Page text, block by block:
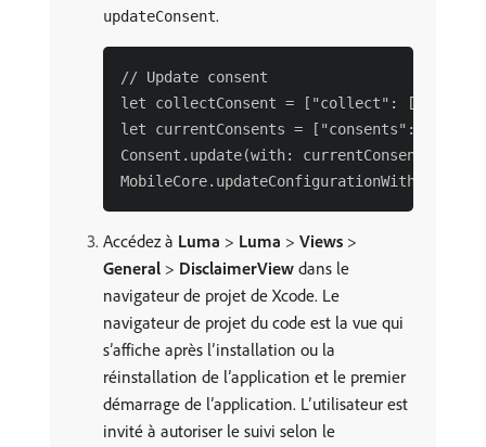
updateConsent.
// Update consent
let collectConsent = ["collect": ["val":
let currentConsents = ["consents":
Consent.update(with: currentConsents)
Accédez à Luma > Luma > Views >
General > DisclaimerView dans le
navigateur de projet de Xcode. Le
navigateur de projet du code est la vue qui
s’affiche après l’installation ou la
réinstallation de l’application et le premier
démarrage de l’application. L’utilisateur est
invité à autoriser le suivi selon le